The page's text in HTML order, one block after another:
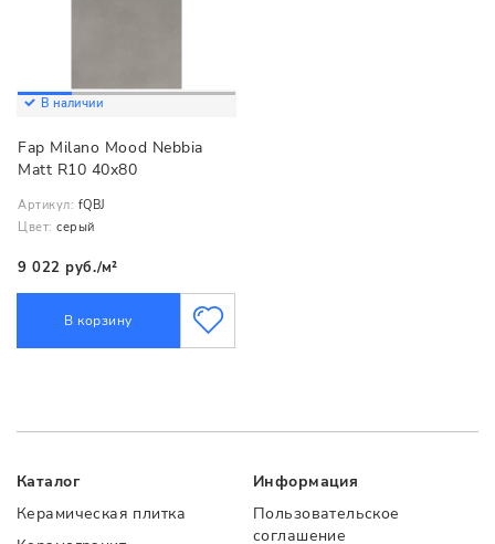
В наличии
Fap Milano Mood Nebbia
Matt R10 40x80
Артикул: fQBJ
Цвет: серый
9 022 руб./м²
В корзину
Каталог
Керамическая плитка
Информация
Пользовательское
соглашение